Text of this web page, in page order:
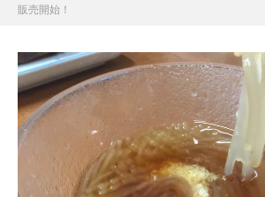
販売開始！